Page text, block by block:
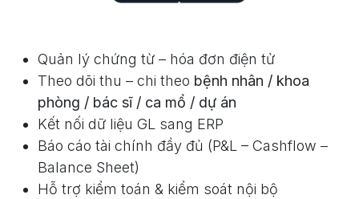
Quản lý chứng từ – hóa đơn điện tử
Theo dõi thu – chi theo bệnh nhân / khoa
phòng / bác sĩ / ca mổ / dự án
Kết nối dữ liệu GL sang ERP
Báo cáo tài chính đầy đủ (P&L – Cashflow –
Balance Sheet)
Hỗ trợ kiểm toán & kiểm soát nội bộ